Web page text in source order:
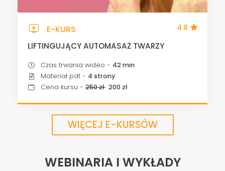
live_tv E-KURS 4.8
LIFTINGUJĄCY AUTOMASAŻ TWARZY
Czas trwania wideo - 42 min
Materiał pdf - 4 strony
Cena kursu - 250 zł 200 zł
WIĘCEJ E-KURSÓW
WEBINARIA I WYKŁADY